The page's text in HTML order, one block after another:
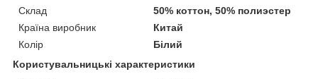
Склад
50% коттон, 50% полиэстер
Країна виробник
Китай
Колір
Білий
Користувальницькі характеристики